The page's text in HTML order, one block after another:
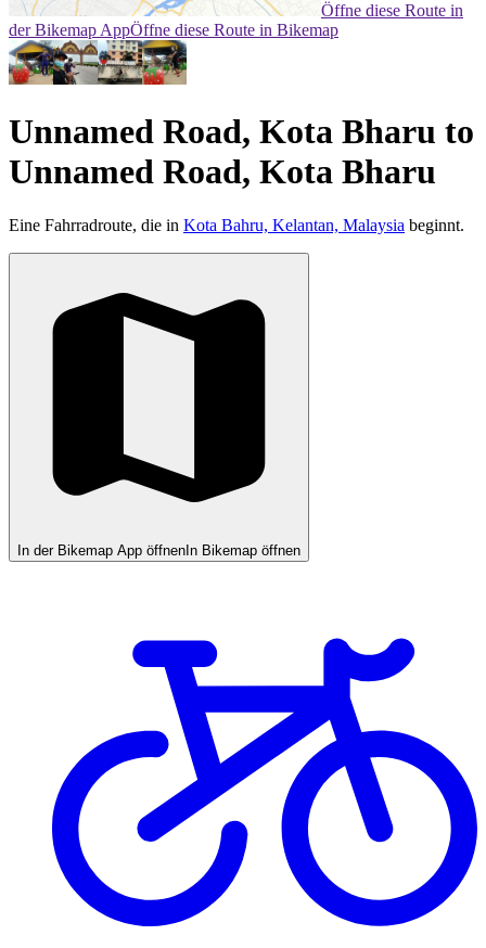
Öffne diese Route in
der Bikemap AppÖffne diese Route in Bikemap
Unnamed Road, Kota Bharu to
Unnamed Road, Kota Bharu
Eine Fahrradroute, die in Kota Bahru, Kelantan, Malaysia beginnt.
In der Bikemap App öffnen In Bikemap öffnen